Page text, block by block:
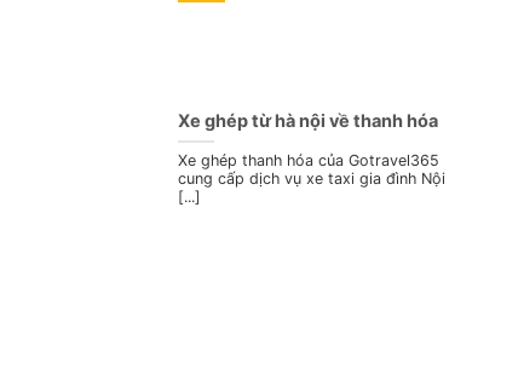
Xe ghép từ hà nội về thanh hóa
Xe ghép thanh hóa của Gotravel365
cung cấp dịch vụ xe taxi gia đình Nội
[...]